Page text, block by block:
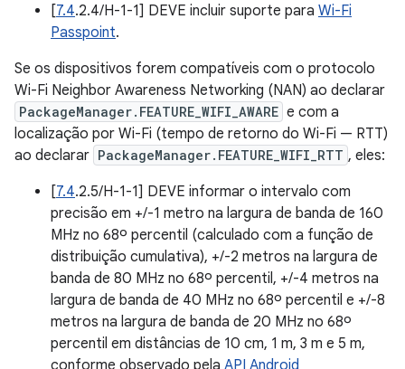
[7.4.2.4/H-1-1] DEVE incluir suporte para Wi-Fi
Passpoint.
Se os dispositivos forem compatíveis com o protocolo
Wi-Fi Neighbor Awareness Networking (NAN) ao declarar
PackageManager.FEATURE_WIFI_AWARE e com a
localização por Wi-Fi (tempo de retorno do Wi-Fi — RTT)
ao declarar PackageManager.FEATURE_WIFI_RTT , eles:
[7.4.2.5/H-1-1] DEVE informar o intervalo com
precisão em +/-1 metro na largura de banda de 160
MHz no 68º percentil (calculado com a função de
distribuição cumulativa), +/-2 metros na largura de
banda de 80 MHz no 68º percentil, +/-4 metros na
largura de banda de 40 MHz no 68º percentil e +/-8
metros na largura de banda de 20 MHz no 68º
percentil em distâncias de 10 cm, 1 m, 3 m e 5 m,
conforme observado pela API Android